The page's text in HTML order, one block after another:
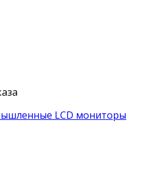
LCD мониторы